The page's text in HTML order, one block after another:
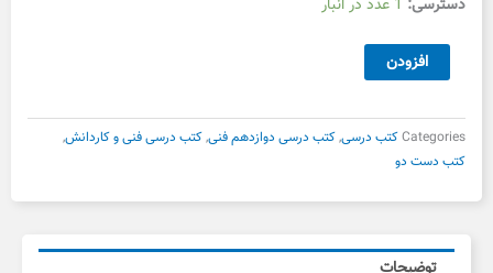
دسترسی: 1 عدد در انبار
سلامت
زندگی
ورزش
عدد
افزودن
Categoriesکتب درسی,کتب درسی دوازدهم فنی,کتب درسی فنی و کاردانش,
کتب دست دو
توضیحات